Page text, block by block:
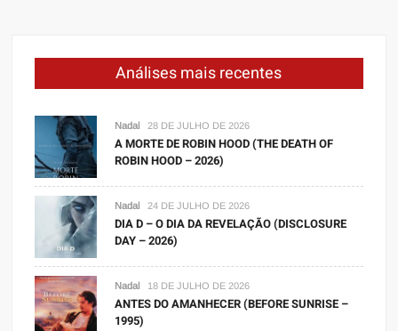
Análises mais recentes
Nadal 28 DE JULHO DE 2026
A MORTE DE ROBIN HOOD (THE DEATH OF
ROBIN HOOD – 2026)
Nadal 24 DE JULHO DE 2026
DIA D – O DIA DA REVELAÇÃO (DISCLOSURE
DAY – 2026)
Nadal 18 DE JULHO DE 2026
ANTES DO AMANHECER (BEFORE SUNRISE –
1995)